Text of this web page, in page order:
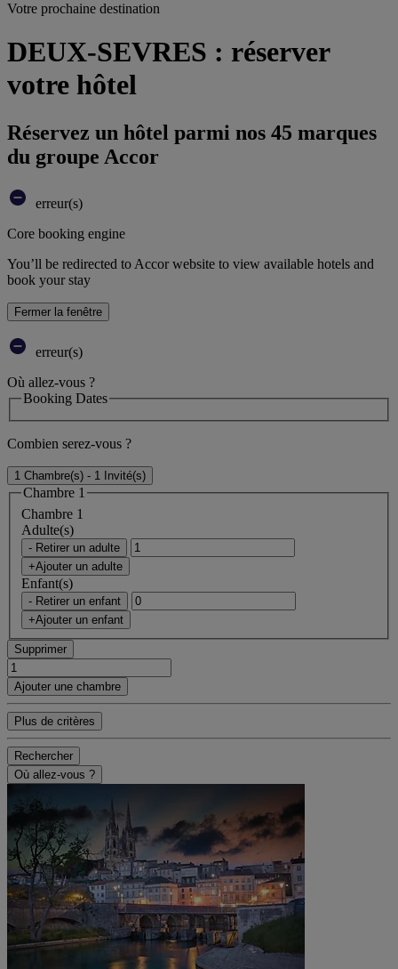
Votre prochaine destination
DEUX-SEVRES : réserver
votre hôtel
Réservez un hôtel parmi nos 45 marques
du groupe Accor
erreur(s)
Core booking engine
You’ll be redirected to Accor website to view available hotels and
book your stay
Fermer la fenêtre
erreur(s)
Où allez-vous ?
Booking Dates
Combien serez-vous ?
1 Chambre(s) - 1 Invité(s)
Chambre 1
Chambre 1
Adulte(s)
- Retirer un adulte
+Ajouter un adulte
Enfant(s)
- Retirer un enfant
+Ajouter un enfant
Supprimer
Ajouter une chambre
Plus de critères
Rechercher
Où allez-vous ?